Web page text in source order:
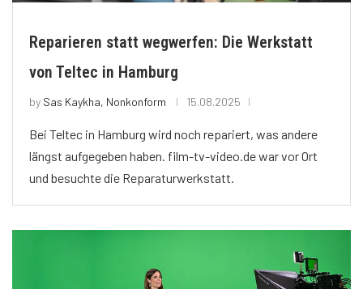
Reparieren statt wegwerfen: Die Werkstatt
von Teltec in Hamburg
by Sas Kaykha, Nonkonform 15.08.2025
Bei Teltec in Hamburg wird noch repariert, was andere
längst aufgegeben haben. film-tv-video.de war vor Ort
und besuchte die Reparaturwerkstatt.